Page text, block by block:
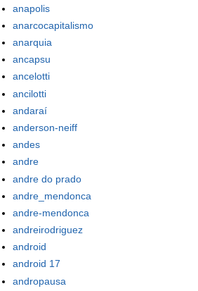
anapolis
anarcocapitalismo
anarquia
ancapsu
ancelotti
ancilotti
andaraí
anderson-neiff
andes
andre
andre do prado
andre_mendonca
andre-mendonca
andreirodriguez
android
android 17
andropausa